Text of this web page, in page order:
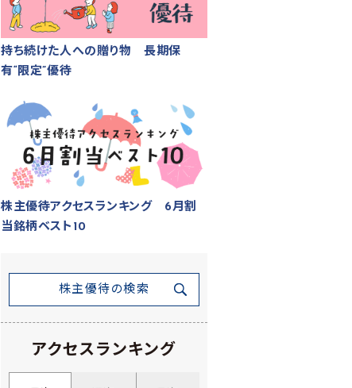
持ち続けた人への贈り物 長期保
有“限定”優待
株主優待アクセスランキング 6月割
当銘柄ベスト10
株主優待の検索
アクセスランキング